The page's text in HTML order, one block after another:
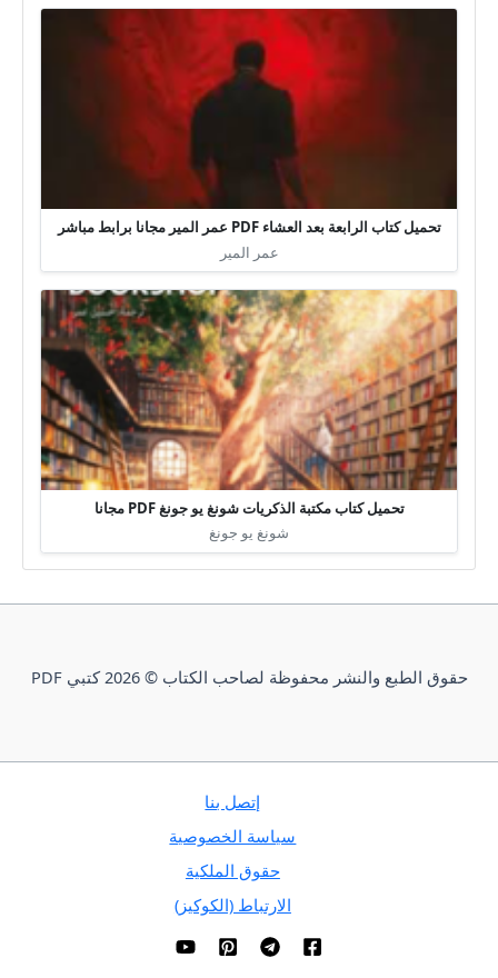
تحميل كتاب الرابعة بعد العشاء PDF عمر المير مجانا برابط مباشر
عمر المير
تحميل كتاب مكتبة الذكريات شونغ يو جونغ PDF مجانا
شونغ يو جونغ
حقوق الطبع والنشر محفوظة لصاحب الكتاب © 2026 كتبي PDF
إتصل بنا
سياسة الخصوصية
حقوق الملكية
الارتباط (الكوكيز)